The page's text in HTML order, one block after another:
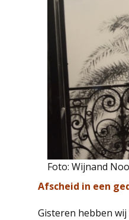
Foto: Wijnand
Afscheid in een
Gisteren hebben